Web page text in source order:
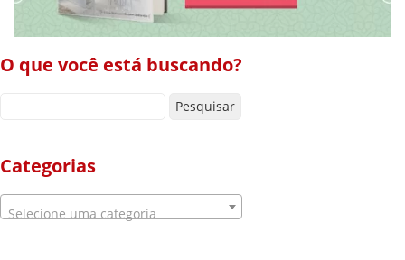
O que você está buscando?
Categorias
Selecione uma categoria